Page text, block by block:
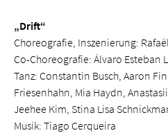
„Drift“
Choreografie, Inszenierung:
Co-Choreografie: Álvaro Esteban
Tanz: Constantin Busch, Aaron
Friesenhahn, Mia Haydn,
Jeehee Kim, Stina Lisa
Musik: Tiago Cerqueira